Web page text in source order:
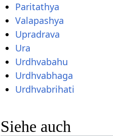
Paritathya
Valapashya
Upradrava
Ura
Urdhvabahu
Urdhvabhaga
Urdhvabrihati
Siehe auch